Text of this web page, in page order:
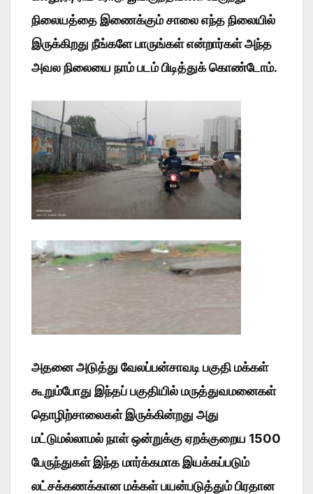
நிலையத்தை இணைக்கும் சாலை எந்த நிலையில்
இருக்கிறது நீங்களே பாருங்கள் என்றார்கள் அந்த
அவல நிலையை நாம் படம் பிடித்துக் கொண்டோம்.
அதனை அடுத்து வேலப்பன்சாவடி பகுதி மக்கள்
கூறும்போது இந்தப் பகுதியில் மருத்துவமனைகள்
தொழிற்சாலைகள் இருக்கின்றது அது
மட்டுமல்லாமல் நாள் ஒன்றுக்கு ஏறக்குறைய 1500
பேருந்துகள் இந்த மார்க்கமாக இயக்கப்படும்
லட்சக்கணக்கான மக்கள் பயன்படுத்தும் பிரதான